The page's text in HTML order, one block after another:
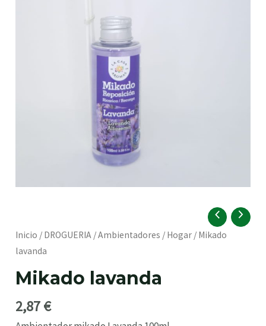
Inicio / DROGUERIA /Ambientadores / Hogar / Mikado
lavanda
Mikado lavanda
2,87€
lavanda
cantidad